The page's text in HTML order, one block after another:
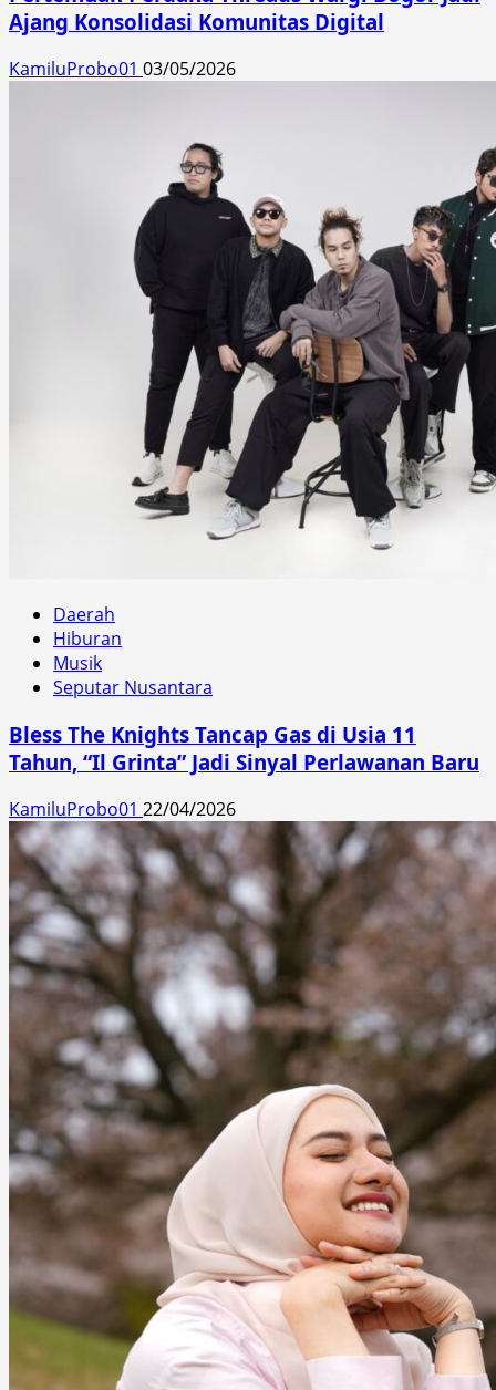
Ajang Konsolidasi Komunitas Digital
KamiluProbo01 03/05/2026
Daerah
Hiburan
Musik
Seputar Nusantara
Bless The Knights Tancap Gas di Usia 11
Tahun, “Il Grinta” Jadi Sinyal Perlawanan Baru
KamiluProbo01 22/04/2026